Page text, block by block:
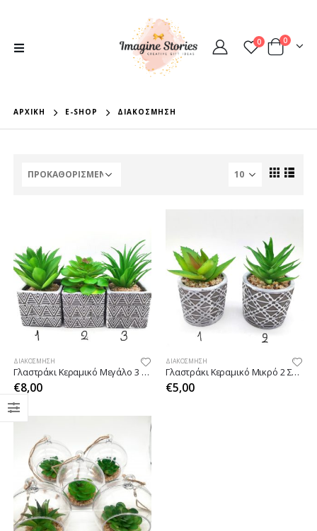
0 0
ΑΡΧΙΚΉ E-SHOP ΔΙΑΚΌΣΜΗΣΗ
ΔΙΑΚΌΣΜΗΣΗ
Γλαστράκι Κεραμικό Μεγάλο 3 Σχέδια
€8,00
ΔΙΑΚΌΣΜΗΣΗ
Γλαστράκι Κεραμικό Μικρό 2 Σχέδια
€5,00